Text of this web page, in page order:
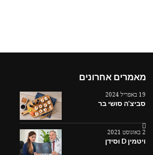
מאמרים אחרונים
19 באפריל 2024
סביצ'ה סושי בר
2 באוגוסט 2021
ויטמין D וסידן